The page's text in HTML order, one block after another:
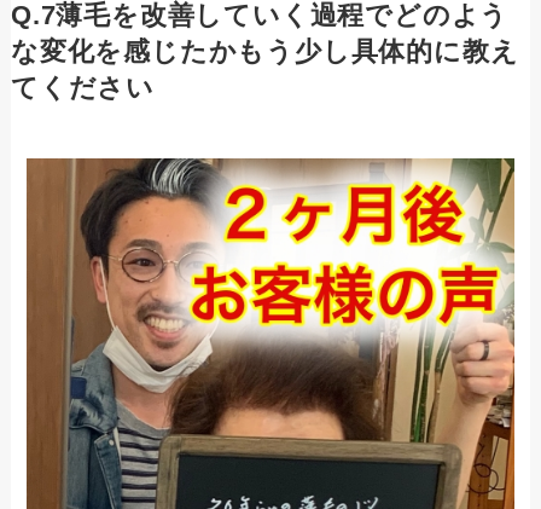
Q.7薄毛を改善していく過程でどのよう
な変化を感じたかもう少し具体的に教え
てください